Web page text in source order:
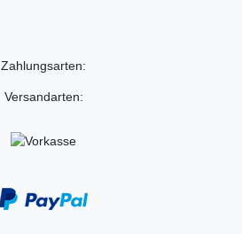
Zahlungsarten:
Versandarten: